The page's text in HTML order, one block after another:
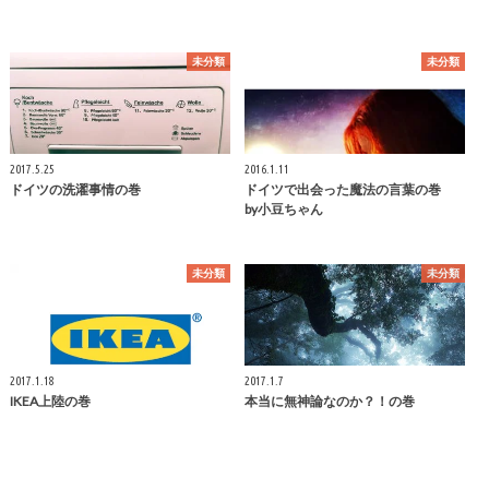
未分類
2017.5.25
ドイツの洗濯事情の巻
未分類
2016.1.11
ドイツで出会った魔法の言葉の巻
by小豆ちゃん
未分類
2017.1.18
IKEA上陸の巻
未分類
2017.1.7
本当に無神論なのか？！の巻